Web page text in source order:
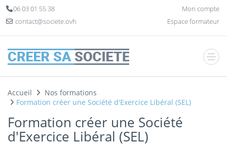
06 03 01 55 38
contact@societe.ovh
Mon compte
Espace formateur
Accueil
Nos formations
Formation créer une Société d'Exercice Libéral (SEL)
Formation créer une Société
d'Exercice Libéral (SEL)
Panneau de gestion des cookies